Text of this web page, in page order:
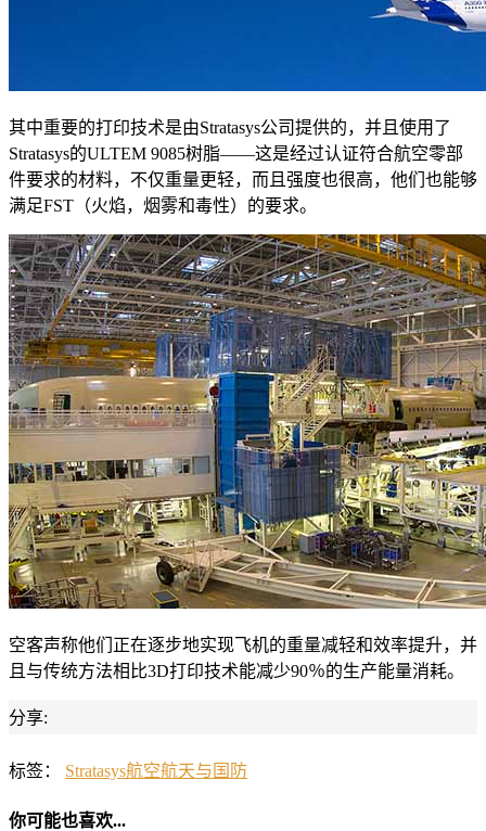
其中重要的打印技术是由Stratasys公司提供的，并且使用了
Stratasys的ULTEM 9085树脂——这是经过认证符合航空零部
件要求的材料，不仅重量更轻，而且强度也很高，他们也能够
满足FST（火焰，烟雾和毒性）的要求。
空客声称他们正在逐步地实现飞机的重量减轻和效率提升，并
且与传统方法相比3D打印技术能减少90％的生产能量消耗。
分享:
标签： Stratasys航空航天与国防
你可能也喜欢...